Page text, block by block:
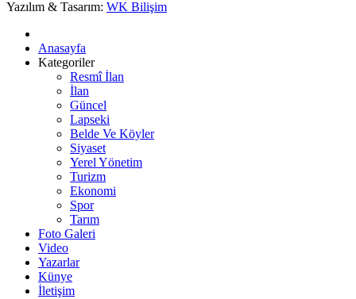
Yazılım & Tasarım: WK Bilişim
Anasayfa
Kategoriler
Resmî İlan
İlan
Güncel
Lapseki
Belde Ve Köyler
Siyaset
Yerel Yönetim
Turizm
Ekonomi
Spor
Tarım
Foto Galeri
Video
Yazarlar
Künye
İletişim